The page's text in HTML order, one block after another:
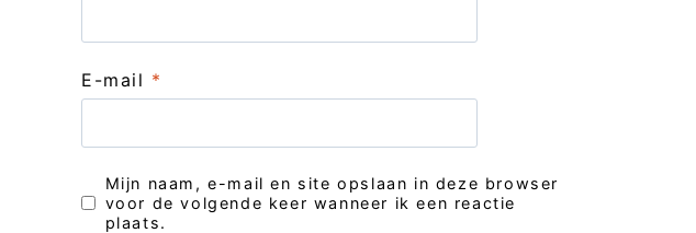
E-mail *
Mijn naam, e-mail en site opslaan in deze browser
voor de volgende keer wanneer ik een reactie
plaats.